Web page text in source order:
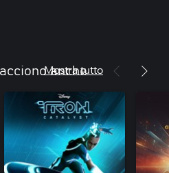
anche
Mostra tutto